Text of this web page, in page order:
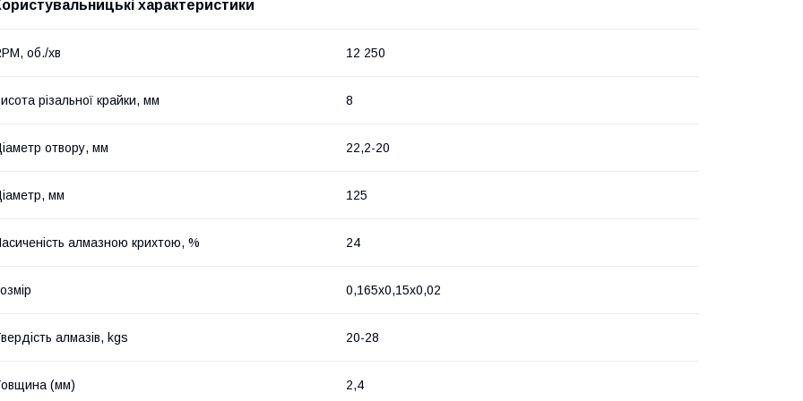
характеристики
об./хв 12 250
різальної крайки, мм 8
отвору, мм 22,2-20
мм 125
алмазною крихтою, % 24
0,165x0,15x0,02
алмазів, kgs 20-28
(мм) 2,4